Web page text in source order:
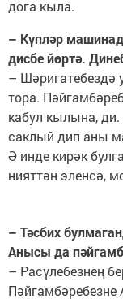
дога кыла.
– Күпләр
дисбе йөртә.
– Шәригатебездә
тора.
кабул кылына,
саклый дип аны
Ә инде кирәк
нияттән эленсә,
– Тәсбих
Анысы да
– Расүлебезнең
Пәйгамбәребезне